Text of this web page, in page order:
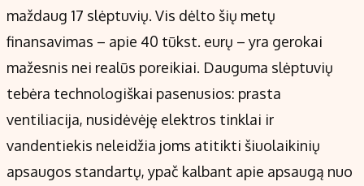
maždaug 17 slėptuvių. Vis dėlto šių metų
finansavimas – apie 40 tūkst. eurų – yra gerokai
mažesnis nei realūs poreikiai. Dauguma slėptuvių
tebėra technologiškai pasenusios: prasta
ventiliacija, nusidėvėję elektros tinklai ir
vandentiekis neleidžia joms atitikti šiuolaikinių
apsaugos standartų, ypač kalbant apie apsaugą nuo